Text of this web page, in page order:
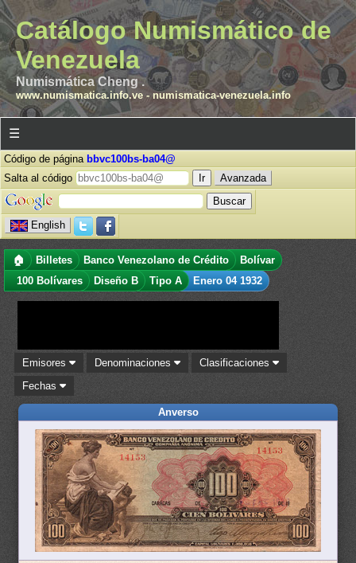
Catálogo Numismático de
Venezuela
Numismática Cheng .
www.numismatica.info.ve- numismatica-venezuela.info
☰
Código de página bbvc100bs-ba04@
Salta al código
Avanzada
English
🏠 Billetes Banco Venezolano de Crédito
Bolívar
100 Bolívares
Diseño B Tipo A Enero 04 1932
Emisores Denominaciones
Clasificaciones
Fechas
Anverso